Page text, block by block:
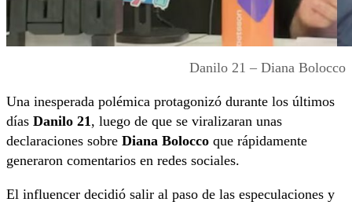
Danilo 21 – Diana Bolocco
Una inesperada polémica protagonizó durante los últimos
días Danilo 21 , luego de que se viralizaran unas
declaraciones sobre Diana Bolocco que rápidamente
generaron comentarios en redes sociales.
El influencer decidió salir al paso de las especulaciones y